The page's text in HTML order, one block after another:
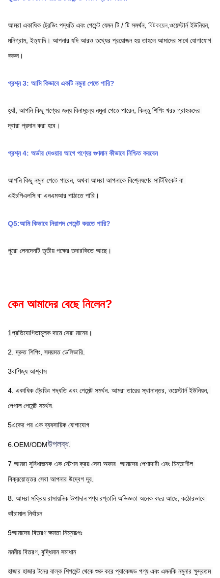
আমরা একাধিক ট্রেডিং পদ্ধতি এবং পেমেন্ট যেমন টি / টি সমর্থন, বিটকয়েন,ওয়েস্টার্ন ইউনিয়ন,
মনিগ্রাম, ইত্যাদি। আপনার যদি আরও তথ্যের প্রয়োজন হয় তাহলে আমাদের সাথে যোগাযোগ
করুন।
প্রশ্ন 3: আমি কিভাবে একটি নমুনা পেতে পারি?
হ্যাঁ, আপনি কিছু পণ্যের জন্য বিনামূল্যে নমুনা পেতে পারেন, কিন্তু শিপিং খরচ গ্রাহকদের
দ্বারা প্রদান করা হবে।
প্রশ্ন 4: অর্ডার দেওয়ার আগে পণ্যের গুণমান কীভাবে নিশ্চিত করবেন
আপনি কিছু নমুনা পেতে পারেন, অথবা আমরা আপনাকে বিশ্লেষণের সার্টিফিকেট বা
এইচপিএলসি বা এনএমআর পাঠাতে পারি।
Q5:আমি কিভাবে নিরাপদ পেমেন্ট করতে পারি?
পুরো লেনদেনটি তৃতীয় পক্ষের তদারকিতে আছে।
কেন আমাদের বেছে নিলেন?
1প্রতিযোগিতামূলক দামে সেরা মানের।
2. দ্রুত শিপিং, সময়মত ডেলিভারি.
3বাণিজ্য আশ্বাস
4. একাধিক ট্রেডিং পদ্ধতি এবং পেমেন্ট সমর্থন. আমরা তারের স্থানান্তর, ওয়েস্টার্ন ইউনিয়ন,
পেপাল পেমেন্ট সমর্থন.
5একের পর এক ব্যবসায়িক যোগাযোগ
6.OEM/ODMউপলব্ধ.
7.আমরা সুবিধাজনক এক স্টেশন ক্রয় সেবা অফার. আমাদের পেশাদারী এবং চিন্তাশীল
বিক্রয়োত্তর সেবা আপনার উদ্বেগ দূর.
8. আমরা সক্রিয় রাসায়নিক উপাদান পণ্য রপ্তানি অভিজ্ঞতা অনেক বছর আছে, কঠোরভাবে
কাঁচামাল নির্বাচন
9আমাদের বিতরণ ক্ষমতা নিম্নরূপঃ
নমনীয় বিতরণ, বুদ্ধিমান সমাধান
হাজার হাজার টনের বাল্ক শিপমেন্ট থেকে শুরু করে প্যাকেজড পণ্য এবং এমনকি নমুনার ক্ষুদ্রতম